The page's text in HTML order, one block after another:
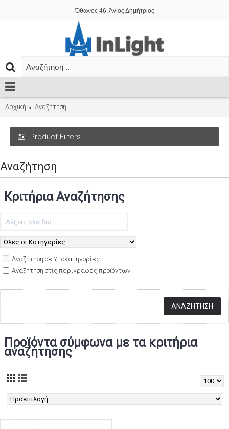
Όθωνος 46, Άγιος Δημήτριος
Αρχική Αναζήτηση
Product Filters
Αναζήτηση
Κριτήρια Αναζήτησης
Αναζήτηση σε Υποκατηγορίες
Αναζήτηση στις περιγραφές προϊόντων
Προϊόντα σύμφωνα με τα κριτήρια
αναζήτησης